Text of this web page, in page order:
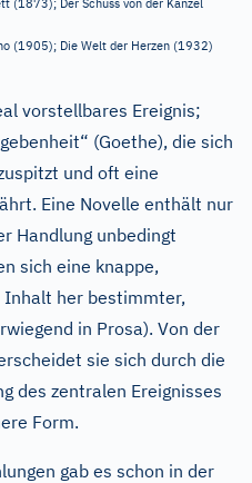
(1873); Der Schuss von der Kanzel
(1905); Die Welt der Herzen (1932)
vorstellbares Ereignis;
(Goethe), die sich
und oft eine
Eine Novelle enthält nur
Handlung unbedingt
sich eine knappe,
Inhalt her bestimmter,
in Prosa). Von der
sie sich durch die
des zentralen Ereignisses
Form.
gab es schon in der